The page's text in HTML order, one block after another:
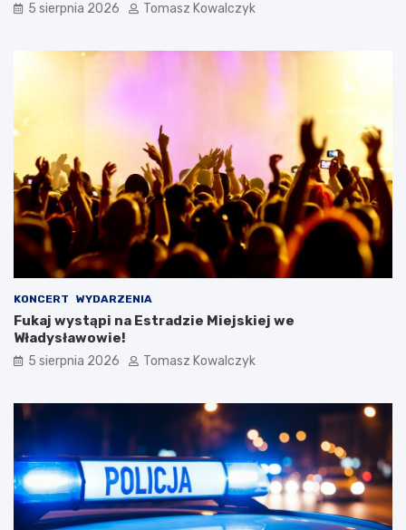
5 sierpnia 2026 Tomasz Kowalczyk
KONCERT WYDARZENIA
Fukaj wystąpi na Estradzie Miejskiej we
Władysławowie!
5 sierpnia 2026 Tomasz Kowalczyk